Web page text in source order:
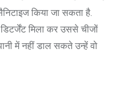
किया जा सकता है.
मिला कर उससे चीजों
में नहीं डाल सकते उन्हें वो